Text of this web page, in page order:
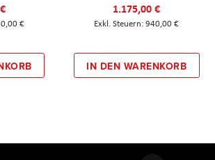
€
1.175,00 €
940,00 €
IN DEN WARENKORB